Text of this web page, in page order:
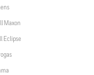
Maxon
Eclipse